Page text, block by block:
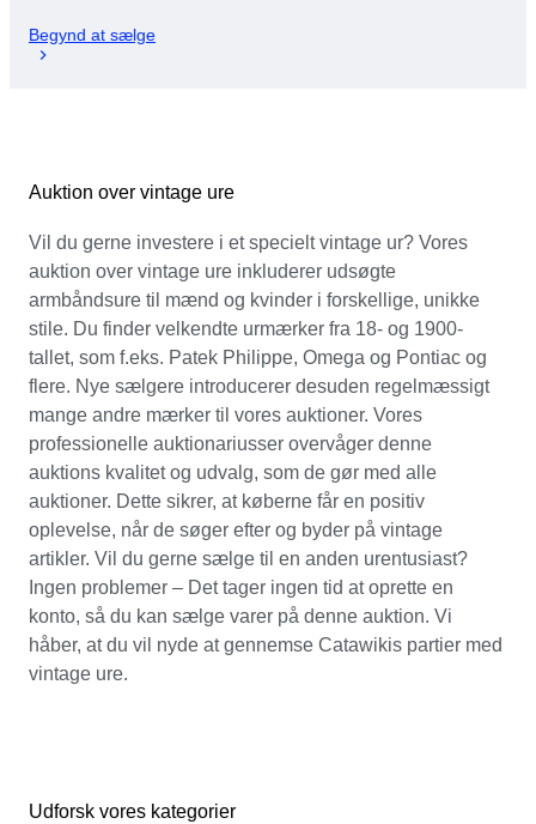
Begynd at sælge
Auktion over vintage ure
Vil du gerne investere i et specielt vintage ur? Vores
auktion over vintage ure inkluderer udsøgte
armbåndsure til mænd og kvinder i forskellige, unikke
stile. Du finder velkendte urmærker fra 18- og 1900-
tallet, som f.eks. Patek Philippe, Omega og Pontiac og
flere. Nye sælgere introducerer desuden regelmæssigt
mange andre mærker til vores auktioner. Vores
professionelle auktionariusser overvåger denne
auktions kvalitet og udvalg, som de gør med alle
auktioner. Dette sikrer, at køberne får en positiv
oplevelse, når de søger efter og byder på vintage
artikler. Vil du gerne sælge til en anden urentusiast?
Ingen problemer – Det tager ingen tid at oprette en
konto, så du kan sælge varer på denne auktion. Vi
håber, at du vil nyde at gennemse Catawikis partier med
vintage ure.
Udforsk vores kategorier